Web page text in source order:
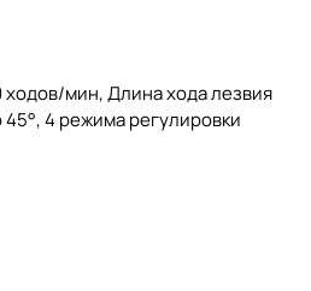
мин, Длина хода лезвия
4 режима регулировки